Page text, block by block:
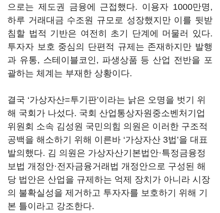
으로는 제도권 금융에 근접했다. 이용자 1000만명,
하루 거래대금 수조원 규모로 성장했지만 이를 뒷받
침할 법적 기반은 여전히 초기 단계에 머물러 있다.
투자자 보호 중심의 단편적 규제는 존재하지만 발행
과 유통, 스테이블코인, 파생상품 등 산업 전반을 포
괄하는 체계는 부재한 상황이다.
결국 ‘가상자산=투기판’이라는 낡은 오명을 벗기 위
해 국회가 나섰다. 국회 산업통상자원중소벤처기업
위원회 소속 김성원 국민의힘 의원은 이러한 구조적
공백을 해소하기 위해 이른바 ‘가상자산 3법’을 대표
발의했다. 김 의원은 가상자산기본법안·특정금융정
보법 개정안·전자금융거래법 개정안으로 구성된 해
당 법안은 산업을 규제하는 억제 장치가 아니라 시장
의 불확실성을 제거하고 투자자를 보호하기 위해 기
본 틀이라고 강조한다.